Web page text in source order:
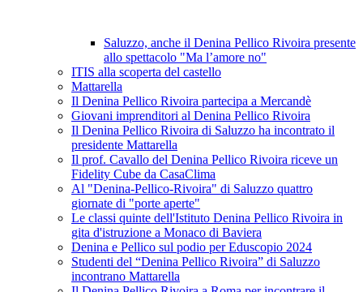
Saluzzo, anche il Denina Pellico Rivoira presente
allo spettacolo "Ma l’amore no"
ITIS alla scoperta del castello
Mattarella
Il Denina Pellico Rivoira partecipa a Mercandè
Giovani imprenditori al Denina Pellico Rivoira
Il Denina Pellico Rivoira di Saluzzo ha incontrato il
presidente Mattarella
Il prof. Cavallo del Denina Pellico Rivoira riceve un
Fidelity Cube da CasaClima
Al "Denina-Pellico-Rivoira" di Saluzzo quattro
giornate di "porte aperte"
Le classi quinte dell'Istituto Denina Pellico Rivoira in
gita d'istruzione a Monaco di Baviera
Denina e Pellico sul podio per Eduscopio 2024
Studenti del “Denina Pellico Rivoira” di Saluzzo
incontrano Mattarella